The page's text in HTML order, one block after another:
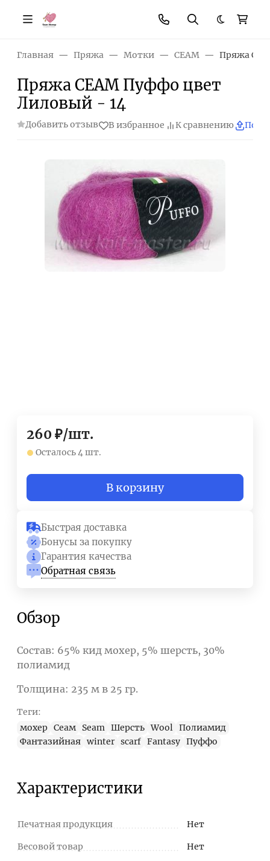
Темная
Главная Пряжа Мотки СЕАМ Пряжа
Пряжа СЕАМ Пуффо цвет
Лиловый - 14
Добавить отзыв В избранное К сравнению
260 ₽/шт.
Осталось 4 шт.
В корзину
Быстрая доставка
Бонусы за покупку
Гарантия качества
Обратная связь
Обзор
Состав: 65% кид мохер, 5% шерсть, 30%
полиамид
Толщина: 235 м в 25 гр.
Теги:
мохер Сеам Seam Шерсть Wool Полиамид
Фантазийная winter scarf Fantasy Пуффо
Характеристики
Печатная продукция Нет
Весовой товар Нет